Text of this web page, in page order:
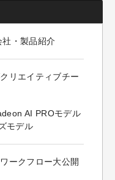
・製品紹介
リエイティブチー
AI PROモデル
モデル
ークフロー大公開